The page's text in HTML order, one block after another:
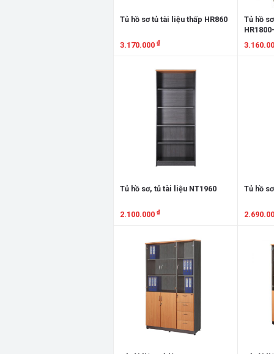
Tủ hồ sơ tủ tài liệu thấp HR860
3.170.000 ₫
Tủ hồ
Tủ hồ sơ, tủ tài liệu NT1960
2.100.000 ₫
Tủ hồ